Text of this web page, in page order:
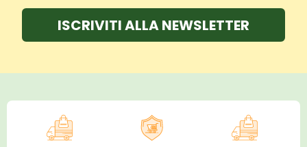
ISCRIVITI ALLA NEWSLETTER